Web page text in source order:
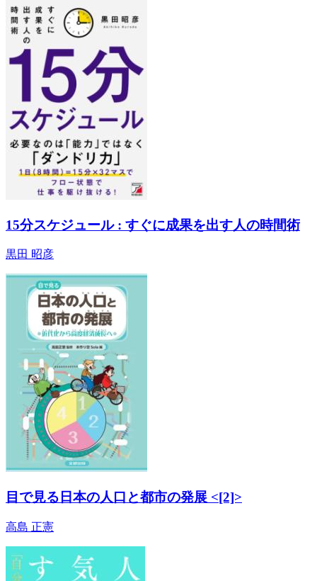
15分スケジュール : すぐに成果を出す人の時間術
黒田 昭彦
目で見る日本の人口と都市の発展 <[2]>
高島 正憲